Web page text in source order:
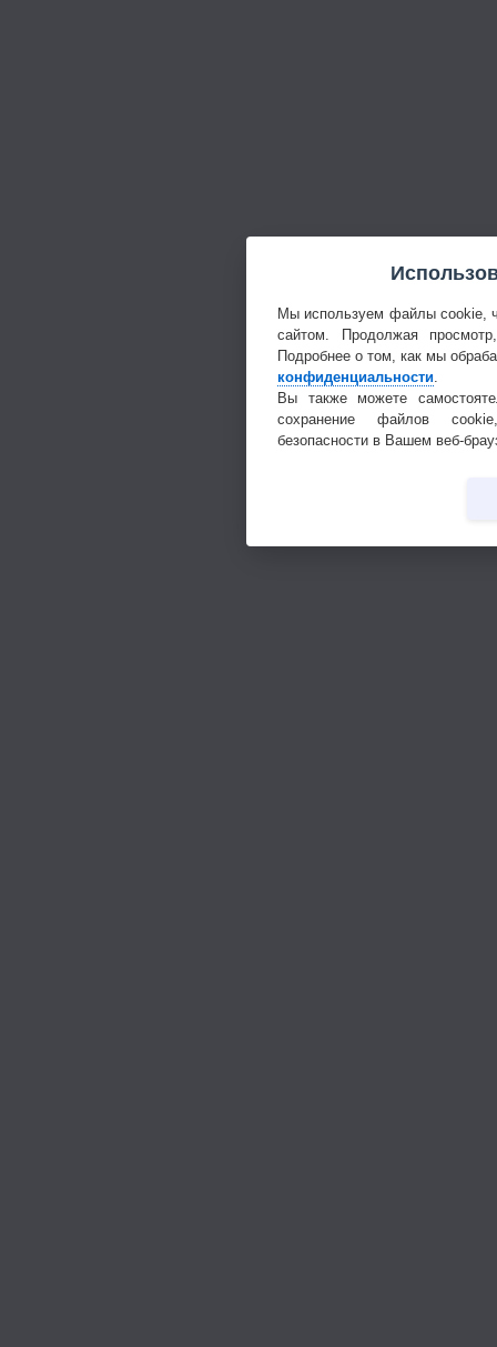
Мы используем файлы cookie,
сайтом. Продолжая
Подробнее о том, как мы
конфиденциальности
Вы также можете
сохранение файлов
безопасности в Вашем веб-